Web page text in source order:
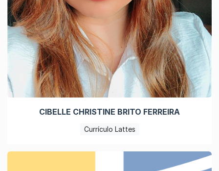
CIBELLE CHRISTINE BRITO FERREIRA
Currículo Lattes